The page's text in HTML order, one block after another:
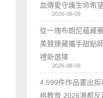
血傳愛守護生命希
2026-08-09
從一塊布朗尼蘊藏
美贊臻藏攜手甜點
禮新選擇
2026-08-09
4,599件作品畫出拒
格教育 2026港都